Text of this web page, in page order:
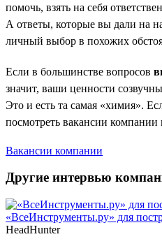
помочь, взять на себя
А ответы, которые вы дали на
личный выбор в похожих
Если в большинстве вопросов
значит, ваши ценности
Это и есть та самая «химия».
посмотреть вакансии
Вакансии компании
Другие интервью
«ВсеИнструменты.ру» для
HeadHunter